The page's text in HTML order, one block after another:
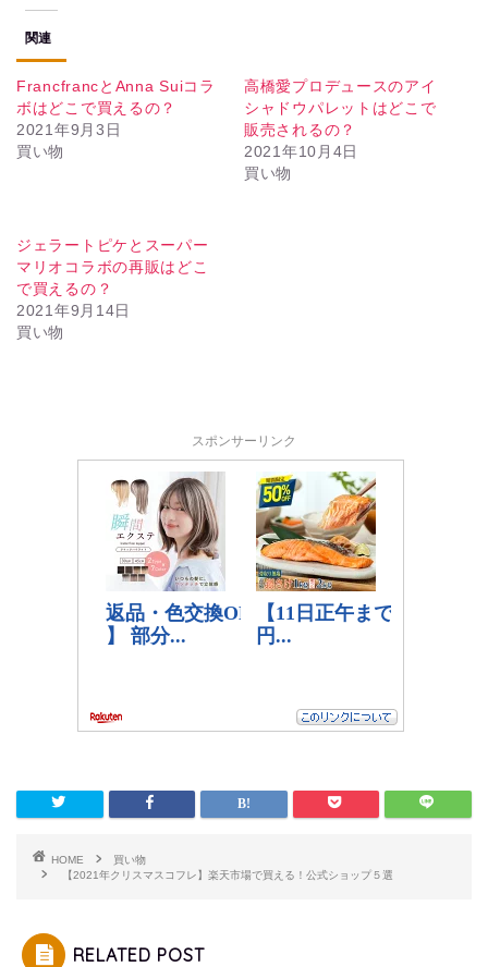
関連
FrancfrancとAnna Suiコラ
ボはどこで買えるの？
2021年9月3日
買い物
高橋愛プロデュースのアイ
シャドウパレットはどこで
販売されるの？
2021年10月4日
買い物
ジェラートピケとスーパー
マリオコラボの再販はどこ
で買えるの？
2021年9月14日
買い物
スポンサーリンク
HOME
買い物
【2021年クリスマスコフレ】楽天市場で買える！公式ショップ５選
RELATED POST